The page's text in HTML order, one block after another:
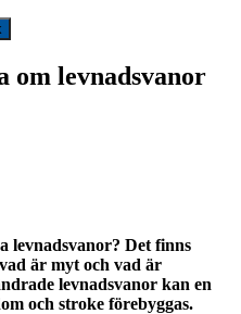
om levnadsvanor
Det finns
är myt och vad är
levnadsvanor kan en
och stroke förebyggas.